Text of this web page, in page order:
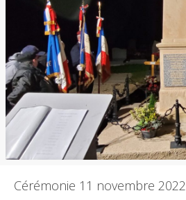
Cérémonie 11 novembre 2022